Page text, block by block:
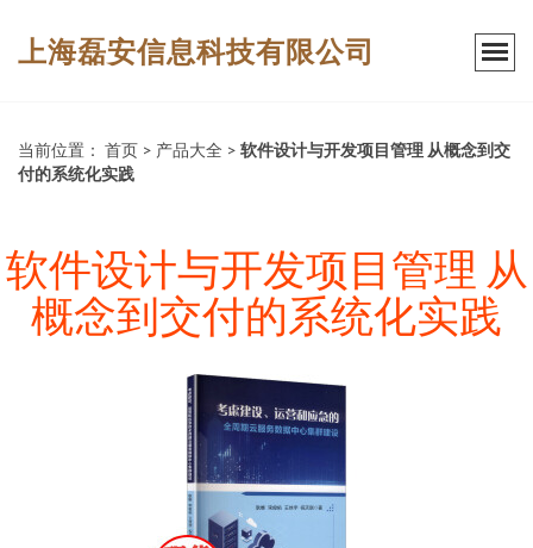
上海磊安信息科技有限公司
当前位置： 首页 > 产品大全 > 软件设计与开发项目管理 从概念到交
付的系统化实践
软件设计与开发项目管理 从
概念到交付的系统化实践